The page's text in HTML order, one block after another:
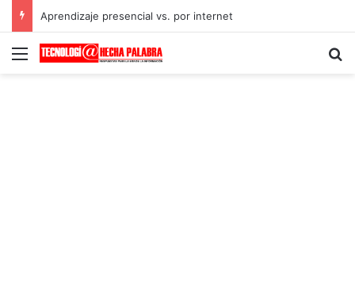
Aprendizaje presencial vs. por internet
Menú